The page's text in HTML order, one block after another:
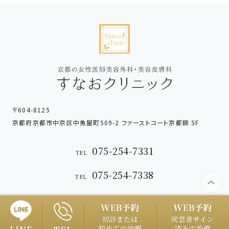
〒604-8125
京都府京都市中京区中魚屋町509-2 ファーストコート京都錦 5F
TEL 075-254-7331
TEL 075-254-7338
Copyright © sunao-clinic.com. All Rights Reserved.